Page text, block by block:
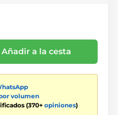
Añadir a la cesta
volumen
(370+ opiniones)